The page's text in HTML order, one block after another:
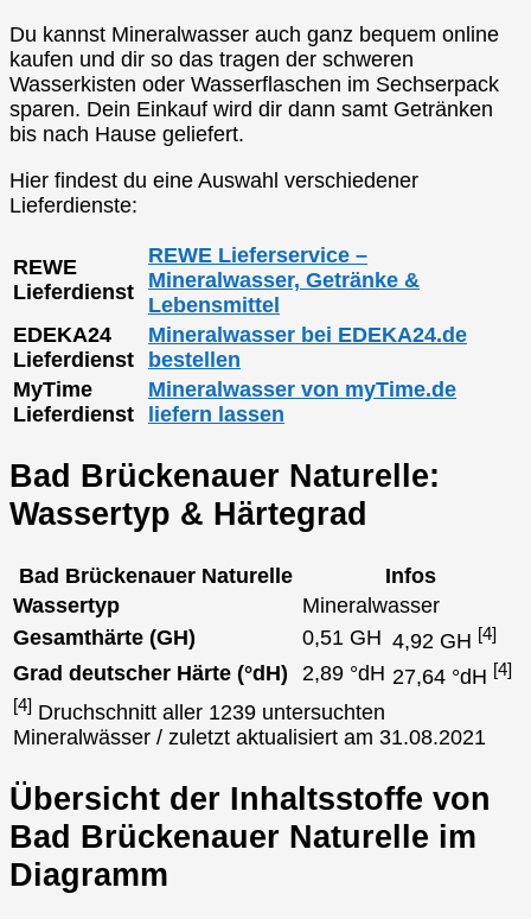
Du kannst Mineralwasser auch ganz bequem online
kaufen und dir so das tragen der schweren
Wasserkisten oder Wasserflaschen im Sechserpack
sparen. Dein Einkauf wird dir dann samt Getränken
bis nach Hause geliefert.
Hier findest du eine Auswahl verschiedener
Lieferdienste:
REWE
Lieferdienst
REWE Lieferservice –
Mineralwasser, Getränke &
Lebensmittel
EDEKA24
Lieferdienst
Mineralwasser bei EDEKA24.de
bestellen
MyTime
Lieferdienst
Mineralwasser von myTime.de
liefern lassen
Bad Brückenauer Naturelle:
Wassertyp & Härtegrad
Bad Brückenauer Naturelle
Infos
Wassertyp
Mineralwasser
Gesamthärte (GH)
0,51 GH 4,92 GH [4]
Grad deutscher Härte (°dH) 2,89 °dH 27,64 °dH [4]
[4] Druchschnitt aller 1239 untersuchten
Mineralwässer / zuletzt aktualisiert am 31.08.2021
Übersicht der Inhaltsstoffe von
Bad Brückenauer Naturelle im
Diagramm